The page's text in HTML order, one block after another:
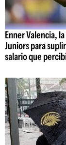
Enner Valencia,
Juniors para
salario que